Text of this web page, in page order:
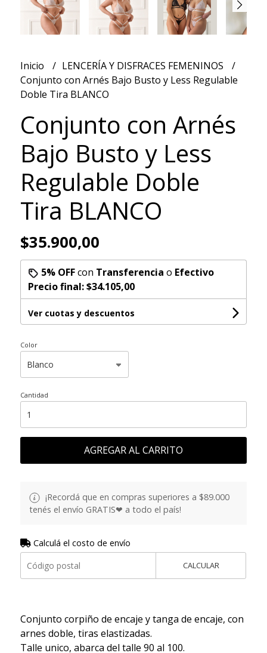
Inicio
LENCERÍA Y DISFRACES FEMENINOS
Conjunto con Arnés Bajo Busto y Less Regulable
Doble Tira BLANCO
Conjunto con Arnés
Bajo Busto y Less
Regulable Doble
Tira BLANCO
$35.900,00
5% OFFcon Transferencia o Efectivo
Precio final:$34.105,00
Ver cuotas y descuentos
Color
Cantidad
AGREGAR AL CARRITO
¡Recordá que en compras superiores a $89.000
tenés el envío GRATIS❤ a todo el país!
Calculá el costo de envío
CALCULAR
Conjunto corpiño de encaje y tanga de encaje, con
arnes doble, tiras elastizadas.
Talle unico, abarca del talle 90 al 100.